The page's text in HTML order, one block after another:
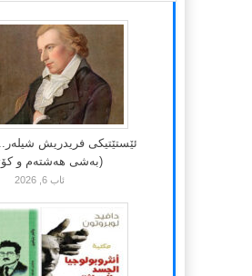
ئێستێتیکی فریدریش
(بەشی هەشتەم و
ئاب 6, 2026